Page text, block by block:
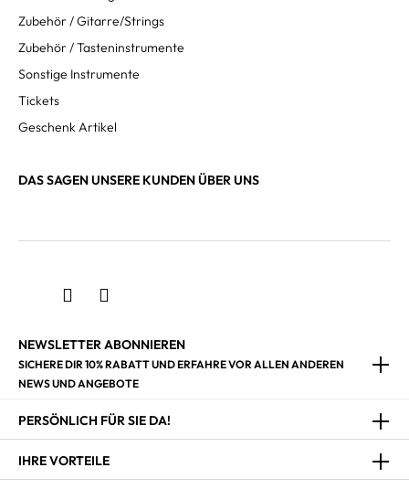
Zubehör / Gitarre/Strings
Zubehör / Tasteninstrumente
Sonstige Instrumente
Tickets
Geschenk Artikel
DAS SAGEN UNSERE KUNDEN ÜBER UNS
NEWSLETTER ABONNIEREN
SICHERE DIR 10% RABATT UND ERFAHRE VOR ALLEN ANDEREN
NEWS UND ANGEBOTE
PERSÖNLICH FÜR SIE DA!
IHRE VORTEILE